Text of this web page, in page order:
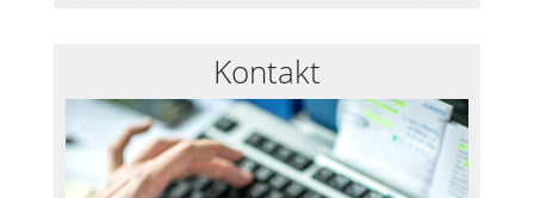
Kontakt